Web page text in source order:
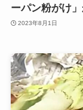
ーパン粉がけ
2023年8月1日